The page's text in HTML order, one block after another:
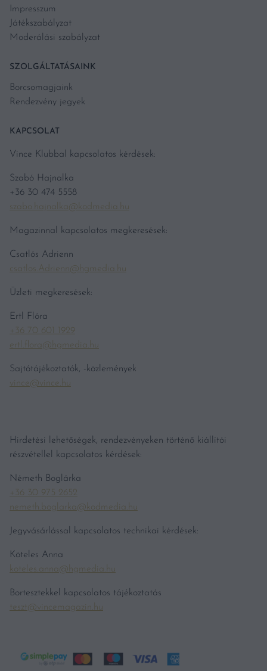
Impresszum
Játékszabályzat
Moderálási szabályzat
SZOLGÁLTATÁSAINK
Borcsomagjaink
Rendezvény jegyek
KAPCSOLAT
Vince Klubbal kapcsolatos kérdések:
Szabó Hajnalka
+36 30 474 5558
szabo.hajnalka@kodmedia.hu
Magazinnal kapcsolatos megkeresések:
Csatlós Adrienn
csatlos.Adrienn@hgmedia.hu
Üzleti megkeresések:
Ertl Flóra
+36 70 601 1929
ertl.flora@hgmedia.hu
Sajtótájékoztatók, -közlemények
vince@vince.hu
Hirdetési lehetőségek, rendezvényeken történő kiállítói
részvétellel kapcsolatos kérdések:
Németh Boglárka
+36 30 975 2652
nemeth.boglarka@kodmedia.hu
Jegyvásárlással kapcsolatos technikai kérdések:
Köteles Anna
koteles.anna@hgmedia.hu
Bortesztekkel kapcsolatos tájékoztatás
teszt@vincemagazin.hu